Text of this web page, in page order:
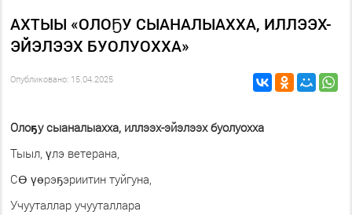
АХТЫЫ «ОЛОҔУ СЫАНАЛЫАХХА, ИЛЛЭЭХ-
ЭЙЭЛЭЭХ БУОЛУОХХА»
Опубликовано: 15.04.2025
Олоҕу сыаналыахха, иллээх-эйэлээх буолуохха
Тыыл, үлэ ветерана,
СӨ үөрэҕэриитин туйгуна,
Учууталлар учууталлара